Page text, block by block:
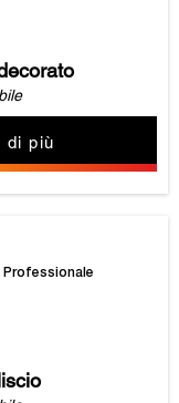
di più
Professionale